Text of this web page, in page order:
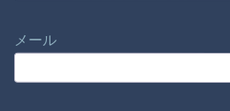
メール